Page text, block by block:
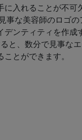
に入れることが不可
事な美容師のロゴの
デンティティを作成
と、数分で見事な
とができます。